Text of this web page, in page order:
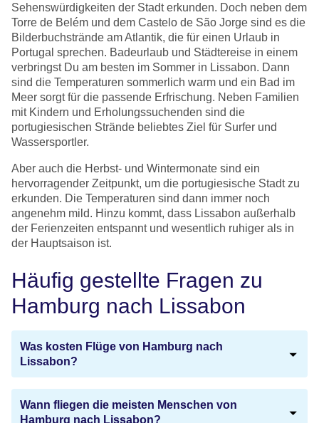
Sehenswürdigkeiten der Stadt erkunden. Doch neben dem
Torre de Belém und dem Castelo de São Jorge sind es die
Bilderbuchstrände am Atlantik, die für einen Urlaub in
Portugal sprechen. Badeurlaub und Städtereise in einem
verbringst Du am besten im Sommer in Lissabon. Dann
sind die Temperaturen sommerlich warm und ein Bad im
Meer sorgt für die passende Erfrischung. Neben Familien
mit Kindern und Erholungssuchenden sind die
portugiesischen Strände beliebtes Ziel für Surfer und
Wassersportler.
Aber auch die Herbst- und Wintermonate sind ein
hervorragender Zeitpunkt, um die portugiesische Stadt zu
erkunden. Die Temperaturen sind dann immer noch
angenehm mild. Hinzu kommt, dass Lissabon außerhalb
der Ferienzeiten entspannt und wesentlich ruhiger als in
der Hauptsaison ist.
Häufig gestellte Fragen zu
Hamburg nach Lissabon
Was kosten Flüge von Hamburg nach
Lissabon?
Wann fliegen die meisten Menschen von
Hamburg nach Lissabon?